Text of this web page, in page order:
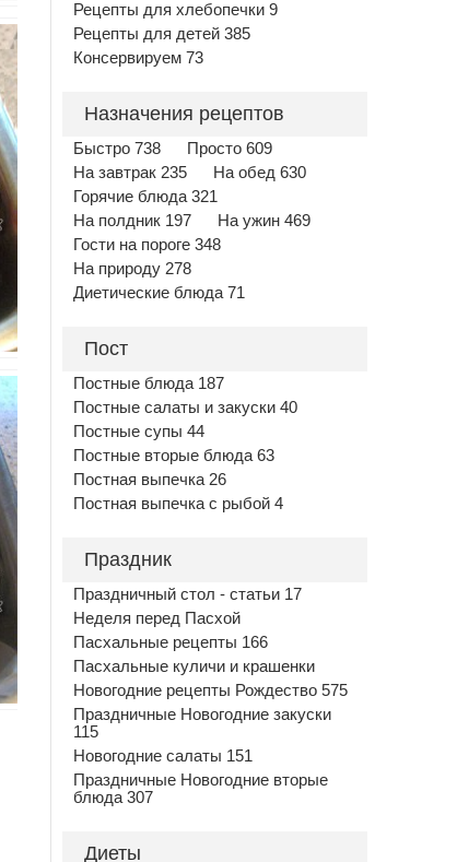
Рецепты для хлебопечки 9
Рецепты для детей 385
Консервируем 73
Назначения рецептов
Быстро 738
Просто 609
На завтрак 235
На обед 630
Горячие блюда 321
На полдник 197
На ужин 469
Гости на пороге 348
На природу 278
Диетические блюда 71
Пост
Постные блюда 187
Постные салаты и закуски 40
Постные супы 44
Постные вторые блюда 63
Постная выпечка 26
Постная выпечка с рыбой 4
Праздник
Праздничный стол - статьи 17
Неделя перед Пасхой
Пасхальные рецепты 166
Пасхальные куличи и крашенки
Новогодние рецепты Рождество 575
Праздничные Новогодние закуски
115
Новогодние салаты 151
Праздничные Новогодние вторые
блюда 307
Диеты